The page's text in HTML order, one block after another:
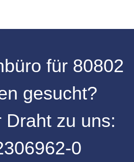
für 80802
gesucht?
Draht zu uns:
0